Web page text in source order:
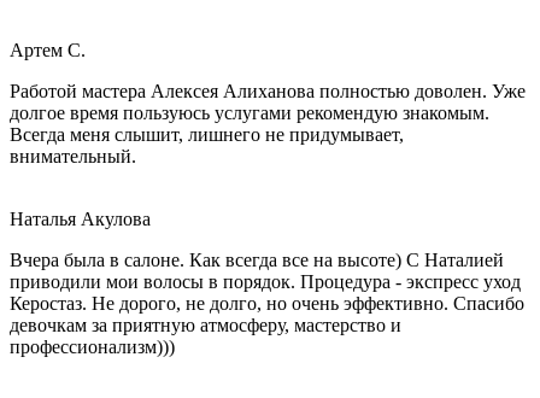
Артем С.
Работой мастера Алексея Алиханова полностью доволен. Уже
долгое время пользуюсь услугами рекомендую знакомым.
Всегда меня слышит, лишнего не придумывает,
внимательный.
Наталья Акулова
Вчера была в салоне. Как всегда все на высоте) С Наталией
приводили мои волосы в порядок. Процедура - экспресс уход
Керостаз. Не дорого, не долго, но очень эффективно. Спасибо
девочкам за приятную атмосферу, мастерство и
профессионализм)))